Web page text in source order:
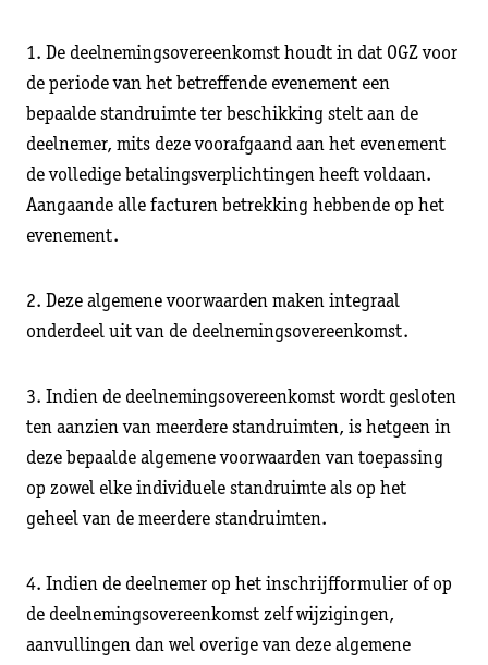
1. De deelnemingsovereenkomst houdt in dat OGZ voor
de periode van het betreffende evenement een
bepaalde standruimte ter beschikking stelt aan de
deelnemer, mits deze voorafgaand aan het evenement
de volledige betalingsverplichtingen heeft voldaan.
Aangaande alle facturen betrekking hebbende op het
evenement.
2. Deze algemene voorwaarden maken integraal
onderdeel uit van de deelnemingsovereenkomst.
3. Indien de deelnemingsovereenkomst wordt gesloten
ten aanzien van meerdere standruimten, is hetgeen in
deze bepaalde algemene voorwaarden van toepassing
op zowel elke individuele standruimte als op het
geheel van de meerdere standruimten.
4. Indien de deelnemer op het inschrijfformulier of op
de deelnemingsovereenkomst zelf wijzigingen,
aanvullingen dan wel overige van deze algemene